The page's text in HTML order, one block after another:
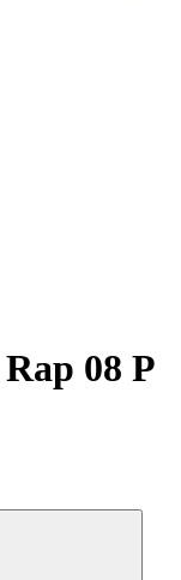
08 P